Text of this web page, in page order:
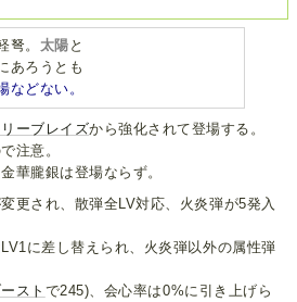
弩。 太陽 と
あろうとも
などない。
ーブレイズから強化されて登場する。
注意。
華朧銀は登場ならず。
更され、散弾全LV対応、火炎弾が5発入
に差し替えられ、火炎弾以外の属性弾
スト で245)、会心率は0%に引き上げら